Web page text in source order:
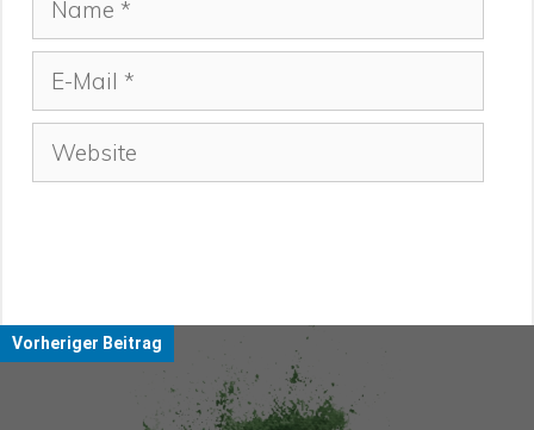
Vorheriger Beitrag